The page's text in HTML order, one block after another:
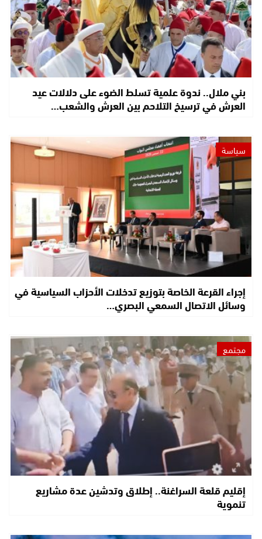
بني ملال.. ندوة علمية تسلط الضوء على دلالات عيد
العرش في ترسيخ التلاحم بين العرش والشعب…
سياسة
إجراء القرعة الخاصة بتوزيع تدخلات الأحزاب السياسية في
وسائل الاتصال السمعي البصري…
مجتمع
إقليم قلعة السراغنة.. إطلاق وتدشين عدة مشاريع
تنموية